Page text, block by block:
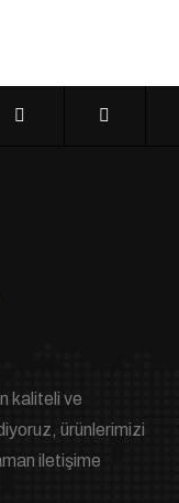
kaliteli ve
ürünlerimizi
iletişime